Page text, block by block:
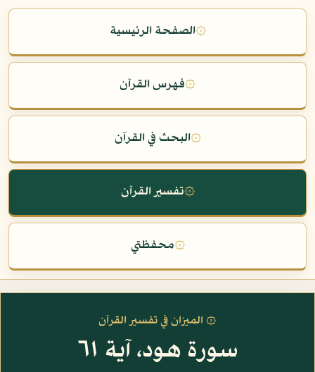
۞الصفحة الرئيسية
۞فهرس القرآن
۞البحث في القرآن
۞تفسير القرآن
۞محفظتي
۞ الميزان في تفسير القرآن
سورة هود، آية ٦١